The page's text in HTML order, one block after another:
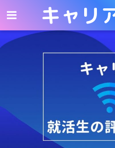
キャリアの神様
キャリ